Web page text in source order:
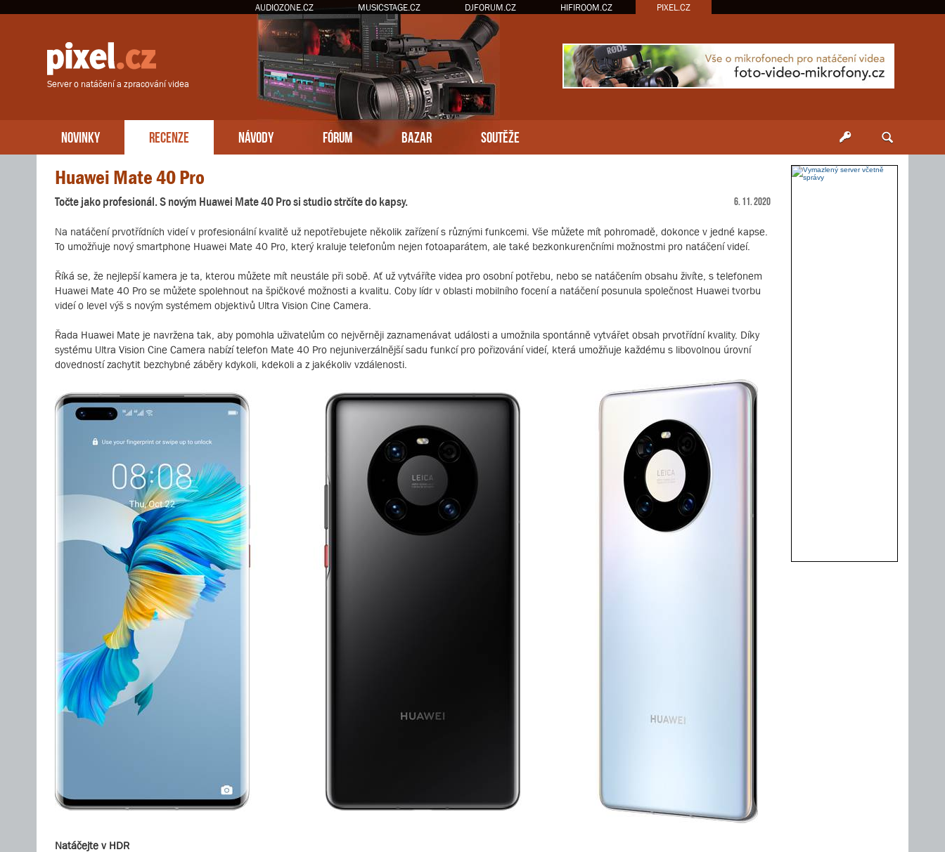
AUDIOZONE.CZ MUSICSTAGE.CZ DJFORUM.CZ HIFIROOM.CZ PIXEL.CZ
Server o natáčení a zpracování videa
NOVINKY RECENZE NÁVODY FÓRUM BAZAR SOUTĚŽE
Huawei Mate 40 Pro
Točte jako profesionál. S novým Huawei Mate 40 Pro si studio strčíte do kapsy. 6. 11. 2020
Na natáčení prvotřídních videí v profesionální kvalitě už nepotřebujete několik zařízení s různými funkcemi. Vše můžete mít pohromadě, dokonce v jedné kapse.
To umožňuje nový smartphone Huawei Mate 40 Pro, který kraluje telefonům nejen fotoaparátem, ale také bezkonkurenčními možnostmi pro natáčení videí.
Říká se, že nejlepší kamera je ta, kterou můžete mít neustále při sobě. Ať už vytváříte videa pro osobní potřebu, nebo se natáčením obsahu živíte, s telefonem
Huawei Mate 40 Pro se můžete spolehnout na špičkové možnosti a kvalitu. Coby lídr v oblasti mobilního focení a natáčení posunula společnost Huawei tvorbu
videí o level výš s novým systémem objektivů Ultra Vision Cine Camera.
Řada Huawei Mate je navržena tak, aby pomohla uživatelům co nejvěrněji zaznamenávat události a umožnila spontánně vytvářet obsah prvotřídní kvality. Díky
systému Ultra Vision Cine Camera nabízí telefon Mate 40 Pro nejuniverzálnější sadu funkcí pro pořizování videí, která umožňuje každému s libovolnou úrovní
dovedností zachytit bezchybné záběry kdykoli, kdekoli a z jakékoliv vzdálenosti.
Natáčejte v HDR